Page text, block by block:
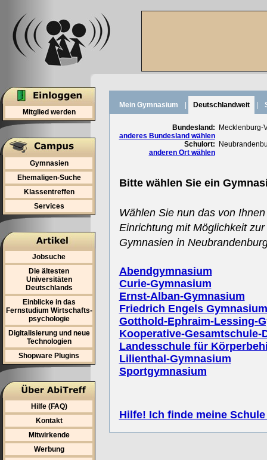
Mitglied werden
Gymnasien
Ehemaligen-Suche
Klassentreffen
Services
Jobsuche
Die ältesten
Universitäten
Deutschlands
Einblicke in das
Fernstudium Wirtschafts-
psychologie
Digitalisierung und neue
Technologien
Shopware Plugins
Hilfe (FAQ)
Kontakt
Mitwirkende
Werbung
Mein Gymnasium Deutschlandweit
Bundesland:
anderes Bundesland wählen
Mecklenburg-
Schulort:
anderen Ort wählen
Bitte wählen Sie ein
Wählen Sie nun das von
Einrichtung mit Möglichkeit
Gymnasien in
Abendgymnasium
Curie-Gymnasium
Ernst-Alban-Gymnasium
Friedrich Engels Gymnasium
Gotthold-Ephraim-Lessing-
Kooperative-Gesamtschule-
Landesschule für
Lilienthal-Gymnasium
Sportgymnasium
Hilfe! Ich finde meine